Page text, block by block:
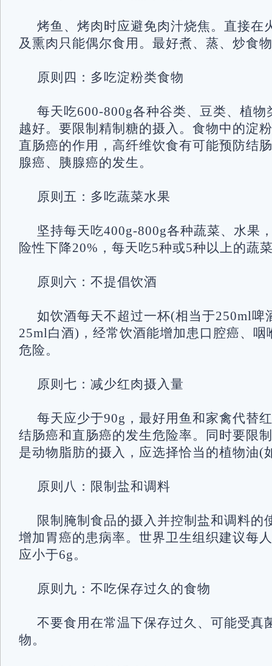
烤鱼、烤肉时应避免肉汁烧焦。直接在
及熏肉只能偶尔食用。最好煮、蒸、炒食
原则四：多吃淀粉类食物
每天吃600-800g各种谷类、豆类、植物
越好。要限制精制糖的摄入。食物中的淀
直肠癌的作用，高纤维饮食有可能预防结
腺癌、胰腺癌的发生。
原则五：多吃蔬菜水果
坚持每天吃400g-800g各种蔬菜、水果
险性下降20%，每天吃5种或5种以上的蔬
原则六：不提倡饮酒
如饮酒每天不超过一杯(相当于250ml啤
25ml白酒)，经常饮酒能增加患口腔癌、咽
危险。
原则七：减少红肉摄入量
每天应少于90g，最好用鱼和家禽代替
结肠癌和直肠癌的发生危险率。同时要限
是动物脂肪的摄入，应选择恰当的植物油(
原则八：限制盐和调料
限制腌制食品的摄入并控制盐和调料的
增加胃癌的患病率。世界卫生组织建议每
应小于6g。
原则九：不吃保存过久的食物
不要食用在常温下保存过久、可能受真
物。